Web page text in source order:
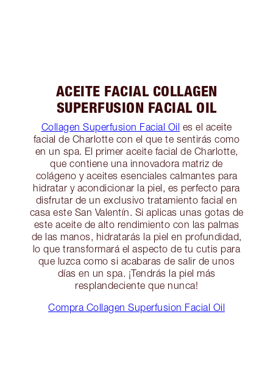
ACEITE FACIAL COLLAGEN
SUPERFUSION FACIAL OIL
Collagen Superfusion Facial Oil es el aceite
facial de Charlotte con el que te sentirás como
en un spa. El primer aceite facial de Charlotte,
que contiene una innovadora matriz de
colágeno y aceites esenciales calmantes para
hidratar y acondicionar la piel, es perfecto para
disfrutar de un exclusivo tratamiento facial en
casa este San Valentín. Si aplicas unas gotas de
este aceite de alto rendimiento con las palmas
de las manos, hidratarás la piel en profundidad,
lo que transformará el aspecto de tu cutis para
que luzca como si acabaras de salir de unos
días en un spa. ¡Tendrás la piel más
resplandeciente que nunca!
Compra Collagen Superfusion Facial Oil